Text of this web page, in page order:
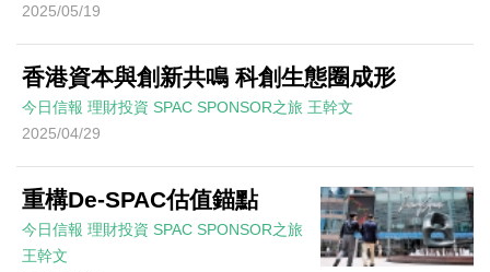
2025/05/19
香港資本與創新共鳴 科創生態圈成形
今日信報 理財投資 SPAC SPONSOR之旅 王幹文
2025/04/29
重構De-SPAC估值錨點
今日信報 理財投資 SPAC SPONSOR之旅
王幹文